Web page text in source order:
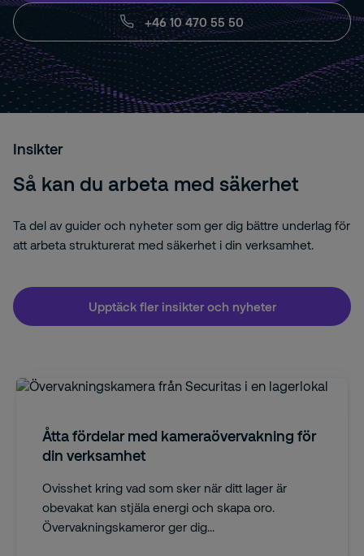
+46 10 470 55 50
Insikter
Så kan du arbeta med säkerhet
Ta del av guider och nyheter som ger dig bättre underlag för
att arbeta strukturerat med säkerhet i din verksamhet.
Upptäck fler insikter och nyheter
Åtta fördelar med kameraövervakning för
din verksamhet
Ovisshet kring vad som sker när ditt lager är
obevakat kan stjäla energi och skapa oro.
Övervakningskameror ger dig...